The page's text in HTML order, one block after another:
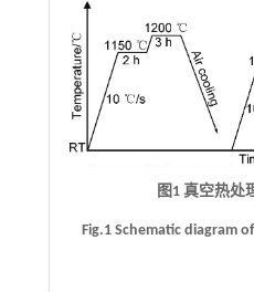
图1 真空热处
Fig.1 Schematic diagram